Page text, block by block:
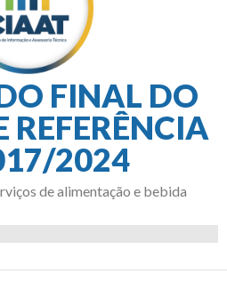
FINAL DO
REFERÊNCIA
2024
de alimentação e bebida